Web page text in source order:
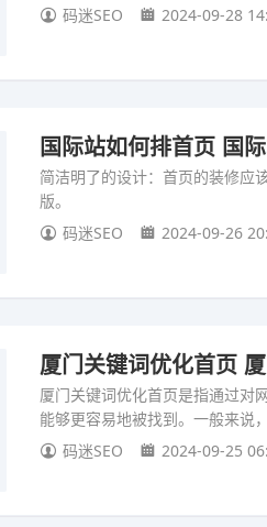
码迷SEO
2024-09-28
国际站如何排首页 国
简洁明了的设计：首页的装修应
版。
码迷SEO
2024-09-26
厦门关键词优化首页
厦门关键词优化首页是指通过对
能够更容易地被找到。一般来说
码迷SEO
2024-09-25